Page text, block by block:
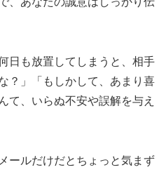
日も放置してしまうと、相手
？」「もしかして、あまり喜
て、いらぬ不安や誤解を与え
ールだけだとちょっと気まず